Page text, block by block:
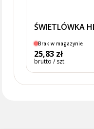
ŚWIETLÓWKA
Brak w magazynie
25,83 zł
brutto / szt.